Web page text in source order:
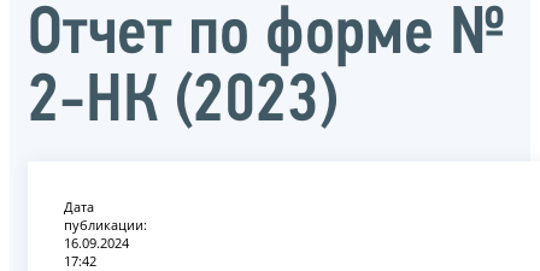
Отчет по форме №
2-НК (2023)
Дата
публикации:
16.09.2024
17:42